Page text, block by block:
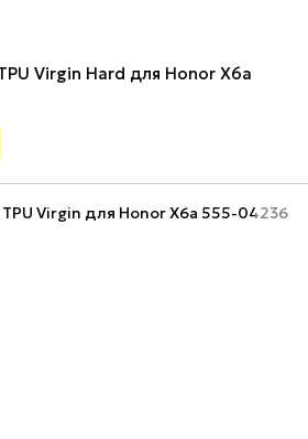
Virgin Hard для Honor X6a